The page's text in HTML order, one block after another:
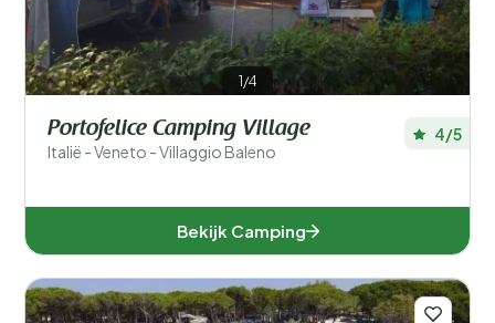
1/4
Portofelice Camping Village
Italië - Veneto - Villaggio Baleno
4/5
Bekijk Camping